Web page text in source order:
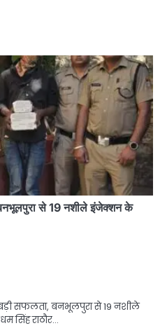
से 19 नशीले इंजेक्शन के
सफलता, बनभूलपुरा से 19 नशीले
सिंह राठौर…